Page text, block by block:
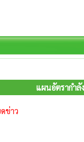
แผนอัตรากำ
ข่าว